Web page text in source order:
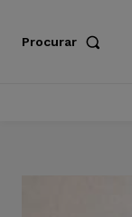
Procurar